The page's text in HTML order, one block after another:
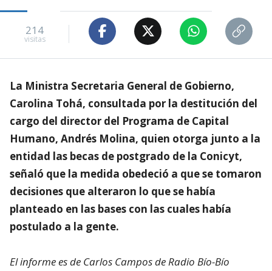
214
visitas
La Ministra Secretaria General de Gobierno,
Carolina Tohá, consultada por la destitución del
cargo del director del Programa de Capital
Humano, Andrés Molina, quien otorga junto a la
entidad las becas de postgrado de la Conicyt,
señaló que la medida obedeció a que se tomaron
decisiones que alteraron lo que se había
planteado en las bases con las cuales había
postulado a la gente.
El informe es de Carlos Campos de Radio Bío-Bío